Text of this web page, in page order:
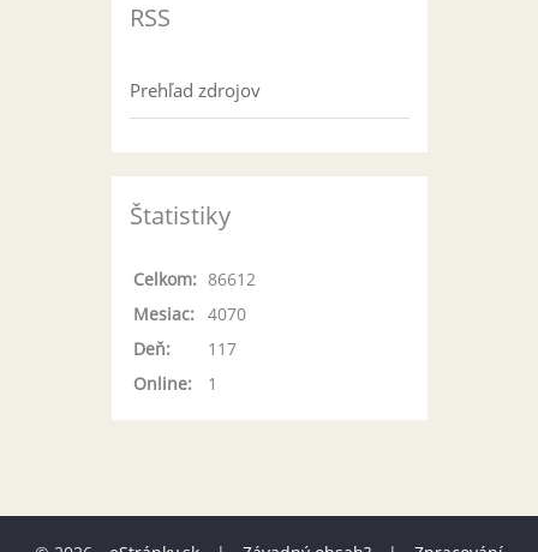
RSS
Prehľad zdrojov
Štatistiky
Online: 1
Celkom: 86612
Mesiac:
4070
Deň:
117